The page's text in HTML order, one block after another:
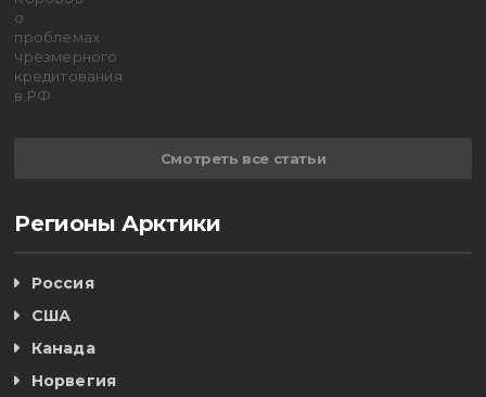
Смотреть все статьи
Регионы Арктики
Россия
США
Канада
Норвегия